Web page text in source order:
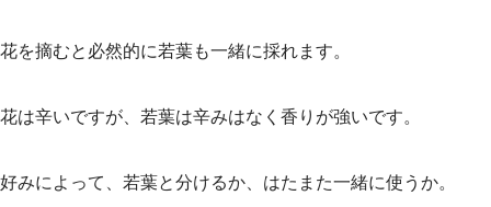
花を摘むと必然的に若葉も一緒に採れます。
花は辛いですが、若葉は辛みはなく香りが強いです。
好みによって、若葉と分けるか、はたまた一緒に使うか。